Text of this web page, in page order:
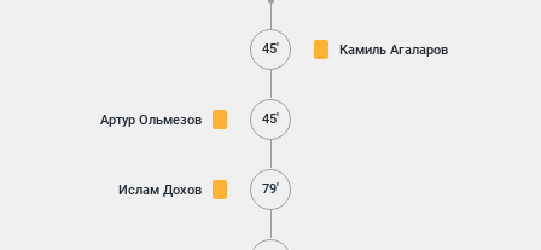
45' Камиль Агаларов
Артур Ольмезов 45'
Ислам Дохов 79'